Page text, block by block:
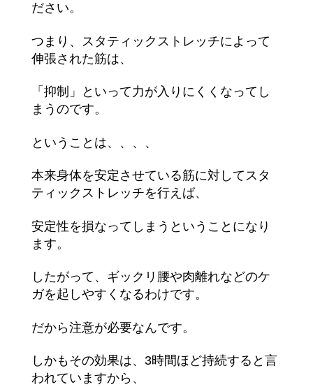
ださい。
つまり、スタティックストレッチによって
伸張された筋は、
「抑制」といって力が入りにくくなってし
まうのです。
ということは、、、、
本来身体を安定させている筋に対してスタ
ティックストレッチを行えば、
安定性を損なってしまうということになり
ます。
したがって、ギックリ腰や肉離れなどのケ
ガを起しやすくなるわけです。
だから注意が必要なんです。
しかもその効果は、3時間ほど持続すると言
われていますから、